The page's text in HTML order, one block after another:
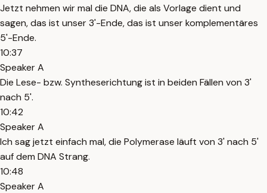
Jetzt nehmen wir mal die DNA, die als Vorlage dient und
sagen, das ist unser 3'-Ende, das ist unser komplementäres
5'-Ende.
10:37
Speaker A
Die Lese- bzw. Syntheserichtung ist in beiden Fällen von 3'
nach 5'.
10:42
Speaker A
Ich sag jetzt einfach mal, die Polymerase läuft von 3' nach 5'
auf dem DNA Strang.
10:48
Speaker A